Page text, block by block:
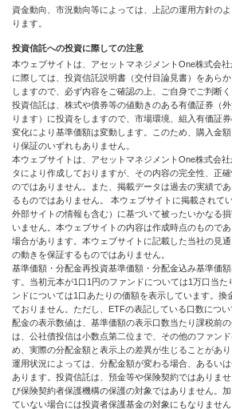
資金動向、市況動向等によっては、上記の運用方針の
ります。
投資信託への投資に際しての注意
本ウェブサイトは、アセットマネジメントOne株式会
に際しては、投資信託説明書（交付目論見書）をあら
しますので、必ず内容をご確認の上、ご自身でご判断く
投資信託は、株式や債券等の値動きのある有価証券（
ります）に投資をしますので、市場環境、組入有価証
変化により基準価額は変動します。このため、購入金
り保証のいずれもありません。
本ウェブサイトは、アセットマネジメントOne株式会
タにより作成しておりますが、その内容の完全性、正
のではありません。また、掲載データは過去の実績で
るものではありません。 本ウェブサイトに掲載されて
外部サイトの情報も含む）に基づいて被ったいかなる
いません。本ウェブサイトの内容は作成時点のもので
場合があります。本ウェブサイトに記載した当社の見
の動きを保証するものではありません。
基準価額・分配金再投資基準価額・分配金込み基準価
す。当初元本が1口1円のファンドについては1万口当た
ンドについては1口あたりの価額を表示しています。換
ておりません。ただし、ETFの表記している口数につ
配金の表示数値は、基準価額の表示口数当たり課税前
は、公社債投信は小数点第二位まで、その他のファン
め、実際の分配金額と表示上の差異が生じることがあり
運用状況によっては、分配金額が変わる場合、あるい
あります。投資信託は、預金等や保険契約ではありま
び保険契約者保護機構の保護の対象ではありません。
ていない場合には投資者保護基金の対象にもなりませ